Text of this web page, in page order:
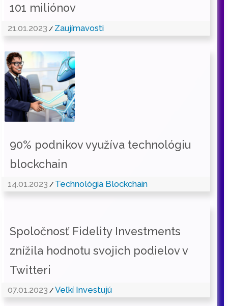
101 miliónov
21.01.2023 / Zaujímavosti
90% podnikov využíva technológiu
blockchain
14.01.2023 / Technológia Blockchain
Spoločnosť Fidelity Investments
znížila hodnotu svojich podielov v
Twitteri
07.01.2023 / Veľkí Investujú